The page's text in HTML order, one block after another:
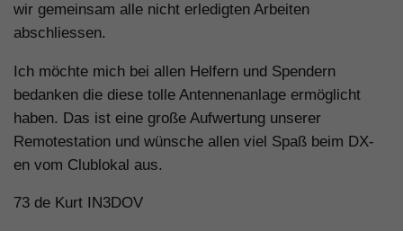
wir gemeinsam alle nicht erledigten Arbeiten
abschliessen.
Ich möchte mich bei allen Helfern und Spendern
bedanken die diese tolle Antennenanlage ermöglicht
haben. Das ist eine große Aufwertung unserer
Remotestation und wünsche allen viel Spaß beim DX-
en vom Clublokal aus.
73 de Kurt IN3DOV